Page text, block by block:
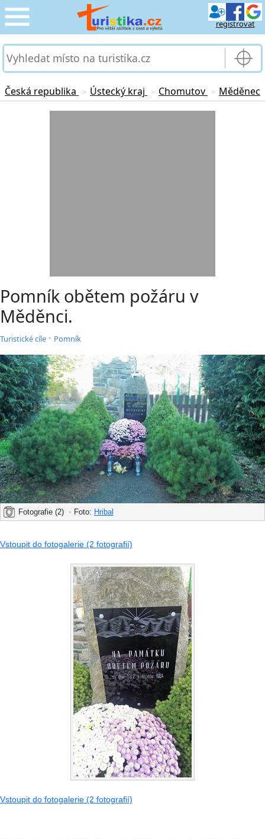
registrovat
CESTOVÁNÍ
SLUŽBY & DOPRAVA
PRO TURISTY
Česká republika > Ústecký kraj > Chomutov > Měděnec
Pomník obětem požáru v
Měděnci.
Turistické cíle • Pomník
Fotografie (2) • Foto: Hribal
Vstoupit do fotogalerie (2 fotografií)
Vstoupit do fotogalerie (2 fotografií)